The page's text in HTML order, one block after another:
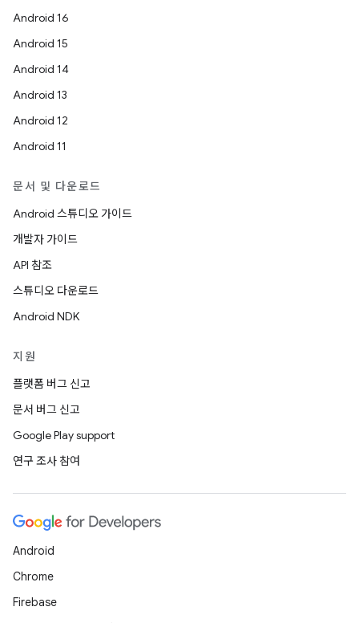
Android 16
Android 15
Android 14
Android 13
Android 12
Android 11
문서 및 다운로드
Android 스튜디오 가이드
개발자 가이드
API 참조
스튜디오 다운로드
Android NDK
지원
플랫폼 버그 신고
문서 버그 신고
Google Play support
연구 조사 참여
Android
Chrome
Firebase